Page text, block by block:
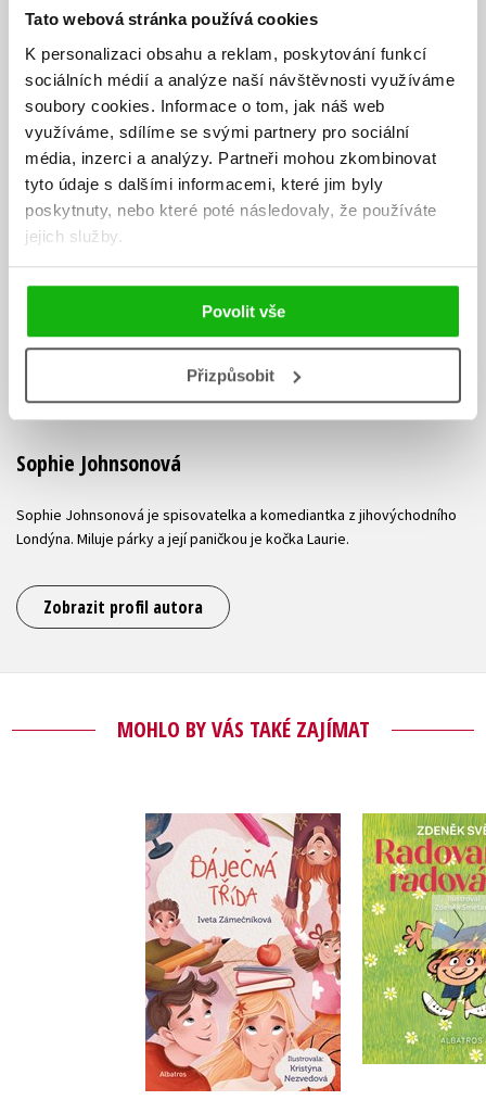
Tato webová stránka používá cookies
K personalizaci obsahu a reklam, poskytování funkcí
sociálních médií a analýze naší návštěvnosti využíváme
soubory cookies. Informace o tom, jak náš web
využíváme, sdílíme se svými partnery pro sociální
média, inzerci a analýzy. Partneři mohou zkombinovat
tyto údaje s dalšími informacemi, které jim byly
poskytnuty, nebo které poté následovaly, že používáte
jejich služby.
Povolit vše
Přizpůsobit
Sophie Johnsonová
Sophie Johnsonová je spisovatelka a komediantka z jihovýchodního
Londýna. Miluje párky a její paničkou je kočka Laurie.
Zobrazit profil autora
MOHLO BY VÁS TAKÉ ZAJÍMAT
Báječná třída
Iveta Zámečníková
Do košíku
319 Kč
255 Kč
Zdeněk
Do